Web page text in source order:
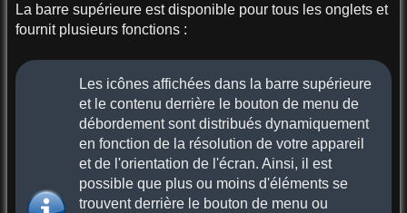
La barre supérieure est disponible pour tous les onglets et
fournit plusieurs fonctions :
Les icônes affichées dans la barre supérieure
et le contenu derrière le bouton de menu de
débordement sont distribués dynamiquement
en fonction de la résolution de votre appareil
et de l'orientation de l'écran. Ainsi, il est
possible que plus ou moins d'éléments se
trouvent derrière le bouton de menu ou